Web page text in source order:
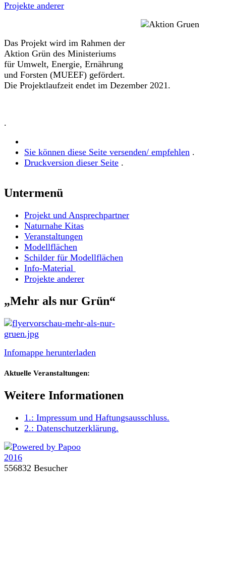
Projekte anderer
Das Projekt wird im Rahmen der
Aktion Grün des Ministeriums
für Umwelt, Energie, Ernährung
und Forsten (MUEEF) gefördert.
Die Projektlaufzeit endet im Dezember 2021.
.
Sie können diese Seite versenden/ empfehlen .
Druckversion dieser Seite .
Untermenü
Projekt und Ansprechpartner
Naturnahe Kitas
Veranstaltungen
Modellflächen
Schilder für Modellflächen
Info-Material
Projekte anderer
„Mehr als nur Grün“
Infomappe herunterladen
Aktuelle Veranstaltungen:
Weitere Informationen
1.: Impressum und Haftungsausschluss.
2.: Datenschutzerklärung.
556832 Besucher